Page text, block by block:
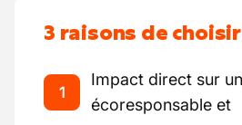
3 raisons de
1
Impact direct sur
écoresponsable et